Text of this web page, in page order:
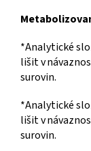
*Analytické
lišit v
surovin.
*Analytické
lišit v
surovin.